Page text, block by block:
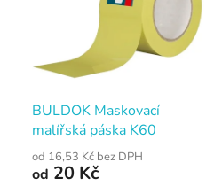
BULDOK Maskovací
malířská páska K60
od 16,53 Kč bez DPH
od 20 Kč